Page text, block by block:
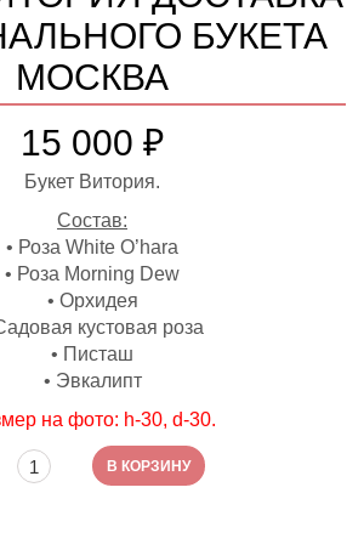
БУКЕТА
МОСКВА
15 000 ₽
Букет Витория.
Состав:
• Роза White O’hara
• Роза Morning Dew
• Орхидея
кустовая роза
• Писташ
• Эвкалипт
на фото: h-30, d-30.
товара Букет Витория
В КОРЗИНУ